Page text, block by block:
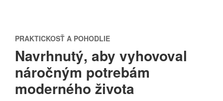
PRAKTICKOSŤ A POHODLIE
Navrhnutý, aby vyhovoval
náročným potrebám
moderného života